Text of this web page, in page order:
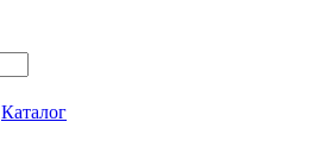
Каталог